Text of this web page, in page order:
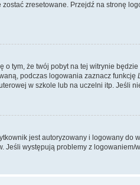
zresetowane. Przejdź na stronę
o tym, że twój pobyt na tej witrynie
podczas logowania zaznacz funkcję
w szkole lub na uczelni itp. Jeśli
jest autoryzowany i logowany do
występują problemy z